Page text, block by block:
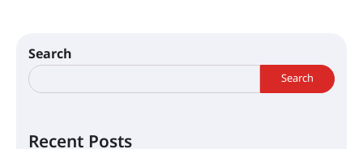
Search
Search
Recent Posts